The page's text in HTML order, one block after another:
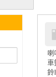
喇
車
鈴